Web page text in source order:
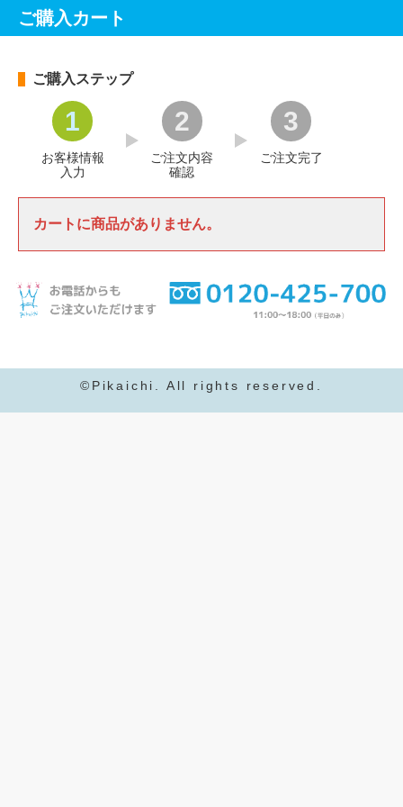
ご購入カート
ご購入ステップ
1
お客様情報
入力
2
ご注文内容
確認
3
ご注文完了
カートに商品がありません。
©Pikaichi. All rights reserved.